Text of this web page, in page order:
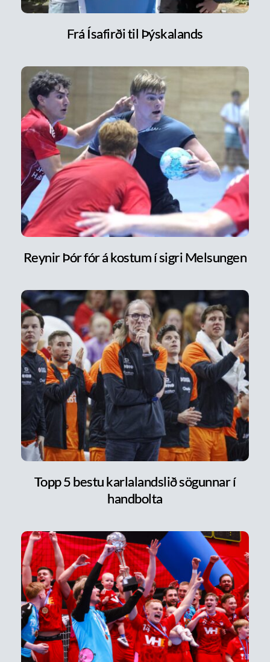
Frá Ísafirði til Þýskalands
Reynir Þór fór á kostum í sigri Melsungen
Topp 5 bestu karlalandslið sögunnar í
handbolta